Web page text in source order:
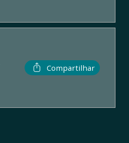
Compartilhar